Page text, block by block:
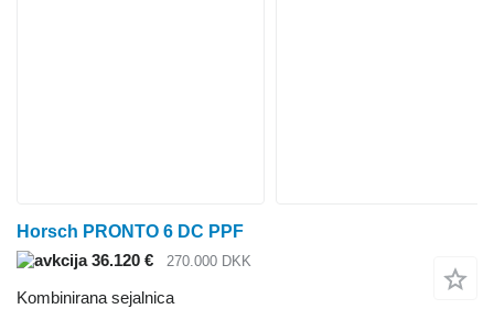
Horsch PRONTO 6 DC PPF
36.120 €
270.000 DKK
Kombinirana sejalnica